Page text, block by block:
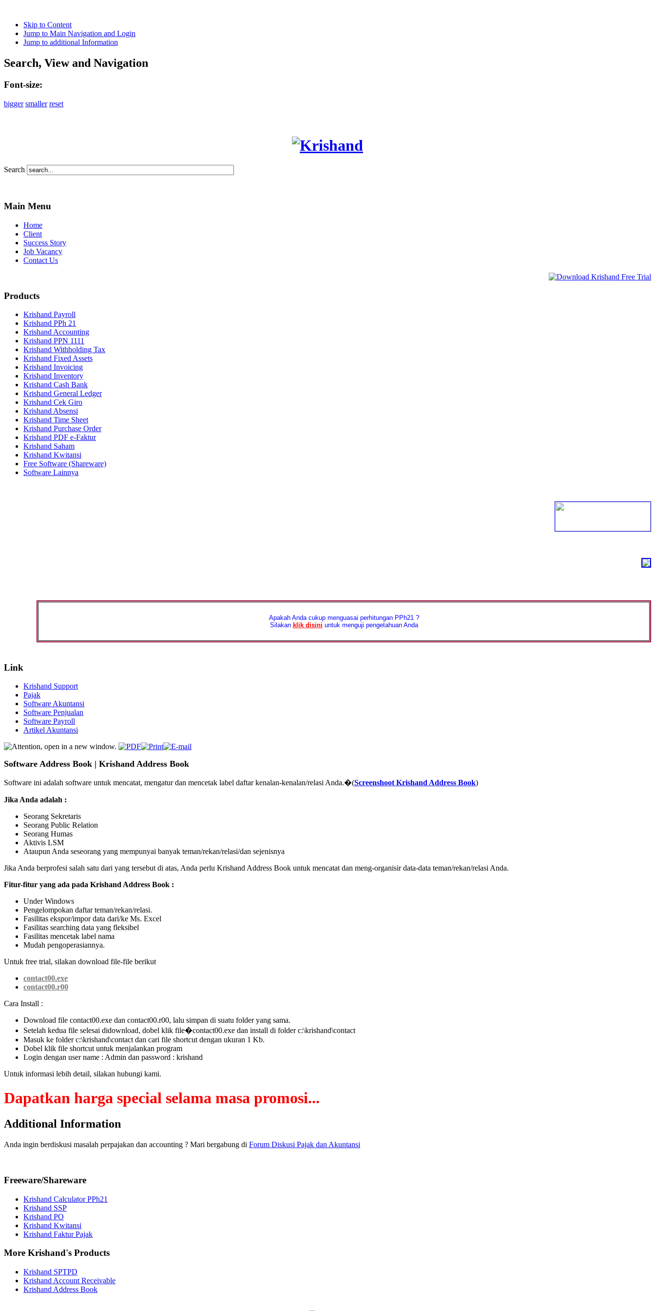
Skip to Content
Jump to Main Navigation and Login
Jump to additional Information
Search, View and Navigation
Font-size:
bigger smaller reset
Search
Main Menu
Home
Client
Success Story
Job Vacancy
Contact Us
Products
Krishand Payroll
Krishand PPh 21
Krishand Accounting
Krishand PPN 1111
Krishand Withholding Tax
Krishand Fixed Assets
Krishand Invoicing
Krishand Inventory
Krishand Cash Bank
Krishand General Ledger
Krishand Cek Giro
Krishand Absensi
Krishand Time Sheet
Krishand Purchase Order
Krishand PDF e-Faktur
Krishand Saham
Krishand Kwitansi
Free Software (Shareware)
Software Lainnya
Apakah Anda cukup menguasai perhitungan PPh21 ?
Silakan klik disini untuk menguji pengetahuan Anda
Link
Krishand Support
Pajak
Software Akuntansi
Software Penjualan
Software Payroll
Artikel Akuntansi
Software Address Book | Krishand Address Book
Software ini adalah software untuk mencatat, mengatur dan mencetak label daftar kenalan-kenalan/relasi Anda.�(Screenshoot Krishand Address Book)
Jika Anda adalah :
Seorang Sekretaris
Seorang Public Relation
Seorang Humas
Aktivis LSM
Ataupun Anda seseorang yang mempunyai banyak teman/rekan/relasi/dan sejenisnya
Jika Anda berprofesi salah satu dari yang tersebut di atas, Anda perlu Krishand Address Book untuk mencatat dan meng-organisir data-data teman/rekan/relasi Anda.
Fitur-fitur yang ada pada Krishand Address Book :
Under Windows
Pengelompokan daftar teman/rekan/relasi.
Fasilitas ekspor/impor data dari/ke Ms. Excel
Fasilitas searching data yang fleksibel
Fasilitas mencetak label nama
Mudah pengoperasiannya.
Untuk free trial, silakan download file-file berikut
contact00.exe
contact00.r00
Cara Install :
Download file contact00.exe dan contact00.r00, lalu simpan di suatu folder yang sama.
Setelah kedua file selesai didownload, dobel klik file�contact00.exe dan install di folder c:\krishand\contact
Masuk ke folder c:\krishand\contact dan cari file shortcut dengan ukuran 1 Kb.
Dobel klik file shortcut untuk menjalankan program
Login dengan user name : Admin dan password : krishand
Untuk informasi lebih detail, silakan hubungi kami.
Dapatkan harga special selama masa promosi...
Additional Information
Anda ingin berdiskusi masalah perpajakan dan accounting ? Mari bergabung di Forum Diskusi Pajak dan Akuntansi
Freeware/Shareware
Krishand Calculator PPh21
Krishand SSP
Krishand PO
Krishand Kwitansi
Krishand Faktur Pajak
More Krishand's Products
Krishand SPTPD
Krishand Account Receivable
Krishand Address Book